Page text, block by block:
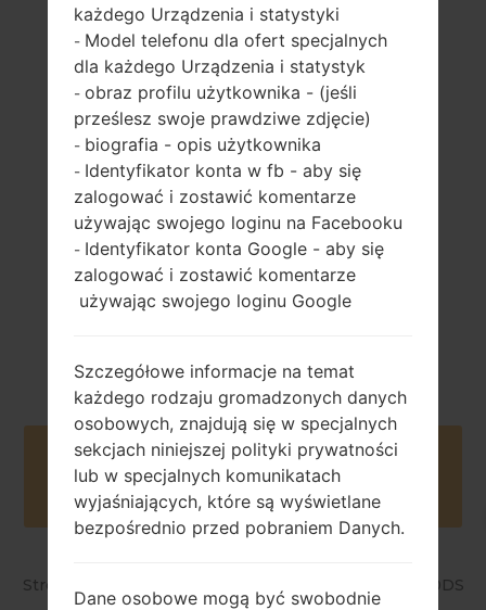
121 gramów (4.27
uncji)
niewymienny Li-
Ion 2100 mAh
Android 6.0.x
Maj, 2016
Buy accessories on Amazon
Strona startowa LGK200DS
każdego Urządzenia i statystyki
- Model telefonu dla ofert specjalnych
dla każdego Urządzenia i statystyk
- obraz profilu użytkownika - (jeśli
prześlesz swoje prawdziwe zdjęcie)
- biografia - opis użytkownika
- Identyfikator konta w fb - aby się
zalogować i zostawić komentarze
używając swojego loginu na Facebooku
- Identyfikator konta Google - aby się
zalogować i zostawić komentarze
używając swojego loginu Google
Szczegółowe informacje na temat
każdego rodzaju gromadzonych danych
osobowych, znajdują się w specjalnych
sekcjach niniejszej polityki prywatności
lub w specjalnych komunikatach
wyjaśniających, które są wyświetlane
bezpośrednio przed pobraniem Danych.
Dane osobowe mogą być swobodnie